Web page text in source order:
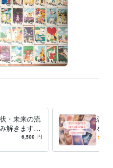
るいは2つ受け付けております。
。
くださいませ。
ご質問は受け付けません。
ねます。
させていただきます。承諾後もお答
後、やりとりが終了しましたらすぐ
・未来の流
解きます
関係の背景
6,500 円
恋愛
を深
0年